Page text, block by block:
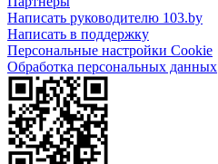
Написать руководителю 103.by
Написать в поддержку
Персональные настройки Cookie
Обработка персональных данных